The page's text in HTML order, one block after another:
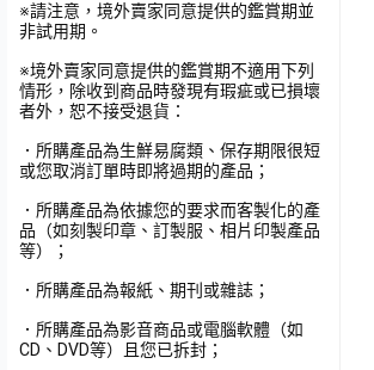
※請注意，境外賣家同意提供的鑑賞期並
非試用期。
※境外賣家同意提供的鑑賞期不適用下列
情形，除收到商品時發現有瑕疵或已損壞
者外，恕不接受退貨：
．所購產品為生鮮易腐類、保存期限很短
或您取消訂單時即將過期的產品；
．所購產品為依據您的要求而客製化的產
品（如刻製印章、訂製服、相片印製產品
等）；
．所購產品為報紙、期刊或雜誌；
．所購產品為影音商品或電腦軟體（如
CD、DVD等）且您已拆封；